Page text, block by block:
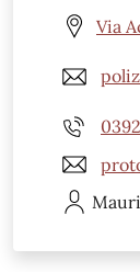
Via